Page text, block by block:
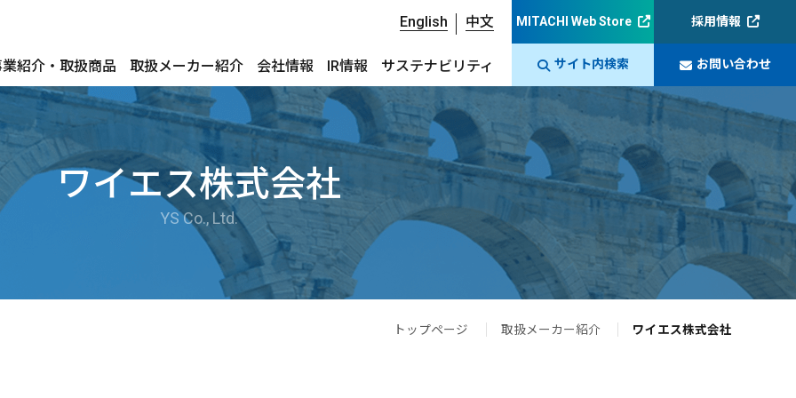
English 中文
紹介・取扱商品 取扱メーカー紹介 会社情報 IR情報 サステナビリティ
MITACHI Web Store 採用情報
サイト内検索 お問い合わせ
ワイエス株式会社
YS Co., Ltd.
トップページ 取扱メーカー紹介 ワイエス株式会社